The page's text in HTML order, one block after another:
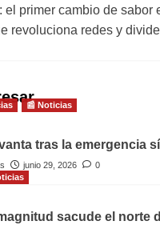
el primer cambio de sabor
revoluciona redes y
📰 Noticias
tras la emergencia
junio 29, 2026
0
sacude el norte